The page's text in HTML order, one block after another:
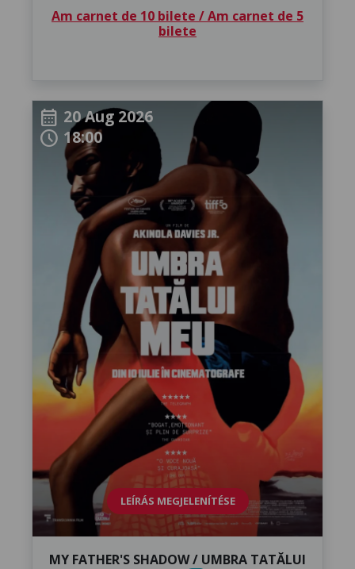
Am carnet de 10 bilete / Am carnet de 5
bilete
calendar_month 20 Aug 2026
schedule 18:00
LEÍRÁS MEGJELENÍTÉSE
MY FATHER'S SHADOW / UMBRA TATĂLUI